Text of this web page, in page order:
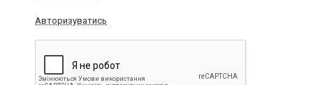
Авторизуватись